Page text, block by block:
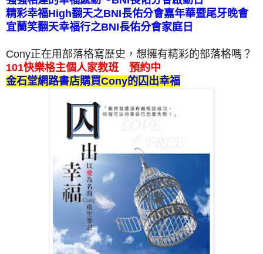
精彩幸福High翻天之BNI長佑分會嘉年華暨尾牙晚會
宜蘭笑翻天幸福行之BNI長佑分會家庭日
Cony正在用部落格寫歷史，想擁有精彩的部落格嗎？
101快樂格主個人家教班 預約中
金石堂網路書店購買Cony的囚出幸福